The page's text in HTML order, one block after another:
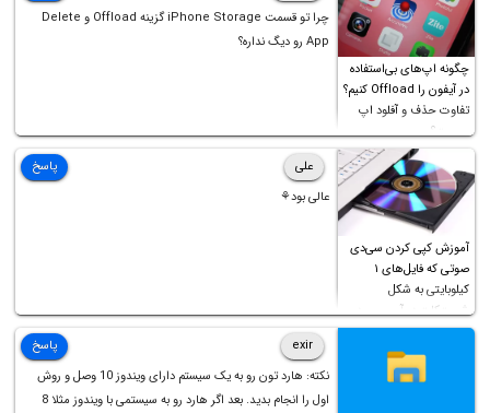
چگونه اپ‌های بی‌استفاده
در آیفون را Offload کنیم؟
تفاوت حذف و آفلود اپ
چیست؟
چرا تو قسمت iPhone Storage گزینه Offload و Delete
App رو دیگ نداره؟
آموزش کپی کردن سی‌دی
صوتی که فایل‌های ۱
کیلوبایتی به شکل
شورت‌کات در آن موجود
است!
علی
عالی بود⚘
پاسخ
exir
نکته: هارد تون رو به یک سیستم دارای ویندوز 10 وصل و روش
اول را انجام بدید. بعد اگر هارد رو به سیستمی با ویندوز مثلا 8
پاسخ